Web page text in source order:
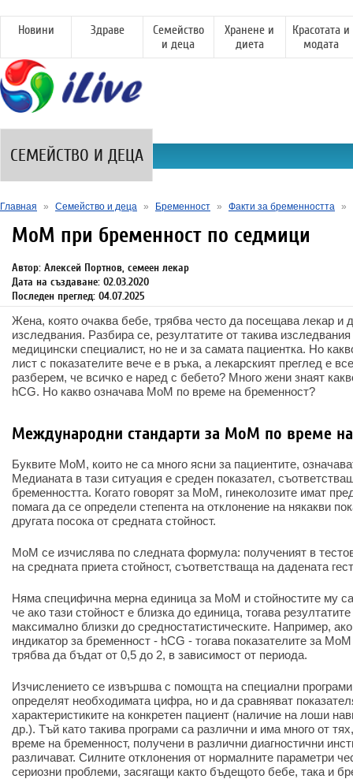
Новини Здраве
Семейство
и деца
Хранене и
диета
Красотата и
модата
СЕМЕЙСТВО И ДЕЦА
Главная » Семейство и деца » Бременност » Факти за бременността »
MoM при бременност по седмици
Автор: Алексей Портнов, семеен лекар
Дата на създаване: 02.03.2020
Последен преглед: 04.07.2025
Жена, която очаква бебе, трябва често да посещава лекар и
изследвания. Разбира се, резултатите от такива
медицински специалист, но не и за самата пациентка. Но
лист с показателите вече е в ръка, а лекарският преглед е
разберем, че всичко е наред с бебето? Много жени знаят
hCG. Но какво означава MoM по време на бременност?
Международни стандарти за MoM по време
Буквите MoM, които не са много ясни за пациентите,
Медианата в тази ситуация е среден показател,
бременността. Когато говорят за MoM, гинеколозите имат
помага да се определи степента на отклонение на някакви
другата посока от средната стойност.
MoM се изчислява по следната формула: полученият в
на средната приета стойност, съответстваща на дадената
Няма специфична мерна единица за MoM и стойностите му
че ако тази стойност е близка до единица, тогава
максимално близки до средностатистическите. Например,
индикатор за бременност - hCG - тогава показателите за
трябва да бъдат от 0,5 до 2, в зависимост от периода.
Изчислението се извършва с помощта на специални
определят необходимата цифра, но и да сравняват
характеристиките на конкретен пациент (наличие на лоши
др.). Тъй като такива програми са различни и има много от
време на бременност, получени в различни диагностични
различават. Силните отклонения от нормалните параметри
сериозни проблеми, засягащи както бъдещото бебе, така и